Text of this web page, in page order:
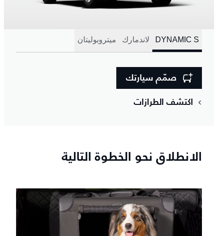
DYNAMIC S لاندمارك ميتروبوليتان
صمّم سيارتك
اكتشف الطرازات
الانطلاق نحو الخطوة التالية